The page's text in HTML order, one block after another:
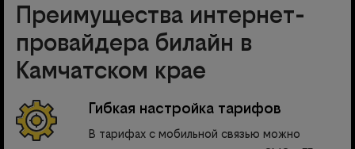
Преимущества интернет-
провайдера билайн в
Камчатском крае
Гибкая настройка тарифов
В тарифах с мобильной связью можно